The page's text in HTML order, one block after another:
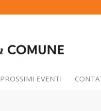
PROSSIMI EVENTI